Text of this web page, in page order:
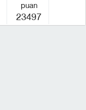
puan
23497